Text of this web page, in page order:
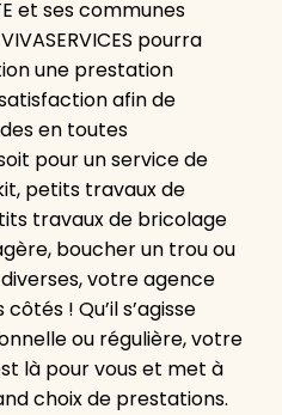
et ses communes
pourra
une prestation
afin de
en toutes
pour un service de
petits travaux de
travaux de bricolage
boucher un trou ou
votre agence
côtés ! Qu’il s’agisse
ou régulière, votre
là pour vous et met à
choix de prestations.